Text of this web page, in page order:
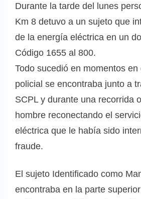
Durante la tarde del lunes
Km 8 detuvo a un sujeto que
de la energía eléctrica en un
Código 1655 al 800.
Todo sucedió en momentos
policial se encontraba junto a
SCPL y durante una recorrida
hombre reconectando el
eléctrica que le había sido
fraude.
El sujeto Identificado como
encontraba en la parte